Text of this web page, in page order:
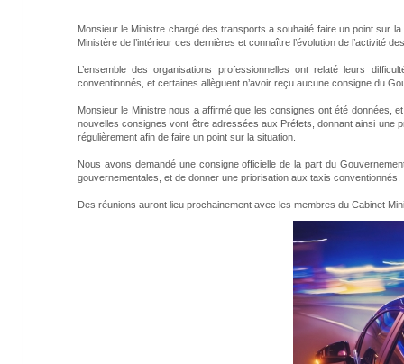
Monsieur le Ministre chargé des transports a souhaité faire un point sur
Ministère de l’intérieur ces dernières et connaître l’évolution de l’activité
L’ensemble des organisations professionnelles ont relaté leurs
conventionnés, et certaines allèguent n’avoir reçu aucune consigne du
Monsieur le Ministre nous a affirmé que les consignes ont été données,
nouvelles consignes vont être adressées aux Préfets, donnant ainsi
régulièrement afin de faire un point sur la situation.
Nous avons demandé une consigne officielle de la part du
gouvernementales, et de donner une priorisation aux taxis conventionnés.
Des réunions auront lieu prochainement avec les membres du Cabinet